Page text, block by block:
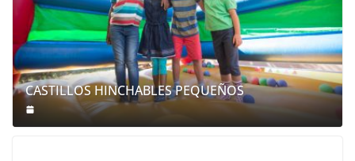
CASTILLOS HINCHABLES PEQUEÑOS